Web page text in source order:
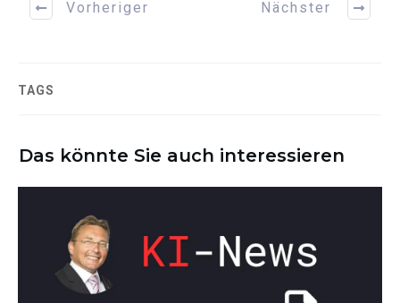
Vorheriger Nächster
TAGS
Das könnte Sie auch interessieren